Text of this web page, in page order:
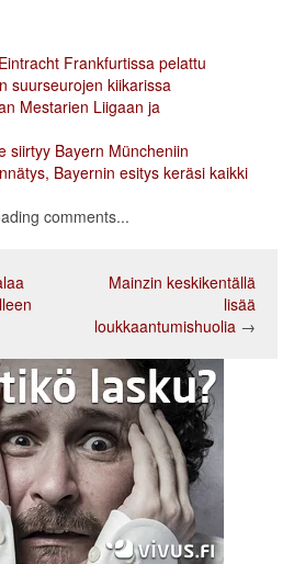
Frankfurtissa pelattu
suurseurojen kiikarissa
Mestarien Liigaan ja
siirtyy Bayern Müncheniin
Bayernin esitys keräsi kaikki
comments...
Mainzin keskikentällä
lisää
loukkaantumishuolia →